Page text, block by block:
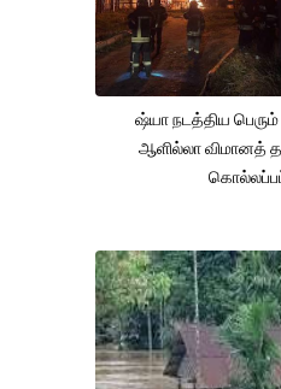
ஷ்யா நடத்திய
ஆளில்லா விமானத்